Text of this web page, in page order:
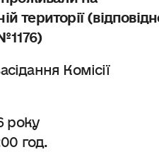
території
Комісії
року
год.